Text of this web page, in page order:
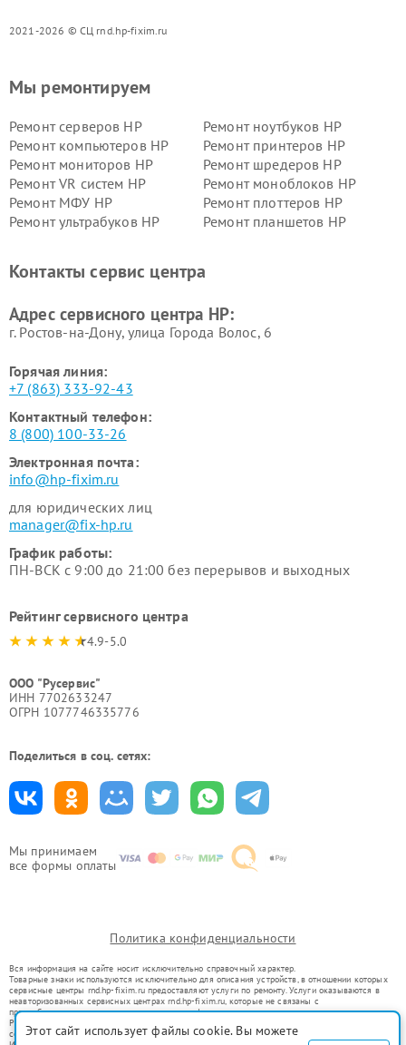
2021-2026 © СЦ rnd.hp-fixim.ru
Мы принимаем
все формы оплаты
Мы ремонтируем
Ремонт серверов HP
Ремонт ноутбуков HP
Ремонт компьютеров HP
Ремонт принтеров HP
Ремонт мониторов HP
Ремонт шредеров HP
Ремонт VR систем HP
Ремонт моноблоков HP
Ремонт МФУ HP
Ремонт плоттеров HP
Ремонт ультрабуков HP
Ремонт планшетов HP
Контакты сервис центра
Адрес сервисного центра HP:
г. Ростов-на-Дону, улица Города Волос, 6
Горячая линия:
+7 (863) 333-92-43
Контактный телефон:
8 (800) 100-33-26
Электронная почта:
info@hp-fixim.ru
для юридических лиц
manager@fix-hp.ru
График работы:
ПН-ВСК с 9:00 до 21:00 без перерывов и выходных
Рейтинг сервисного центра
4.9-5.0
ООО "Русервис"
ИНН 7702633247
ОГРН 1077746335776
Поделиться в соц. сетях:
Политика конфиденциальности
Вся информация на сайте носит исключительно справочный характер.
Товарные знаки используются исключительно для описания устройств, в отношении которых
сервисные центры rnd.hp-fixim.ru предоставляют услуги по ремонту. Услуги оказываются в
неавторизованных сервисных центрах rnd.hp-fixim.ru, которые не связаны с
правообладателями товарных знаков или их официальными представителями.
Ремонт осуществляется для устройств, уже введенных в гражданский оборот в соответствии
со статьей 1487 ГК РФ.
Этот сайт использует файлы cookie. Вы можете